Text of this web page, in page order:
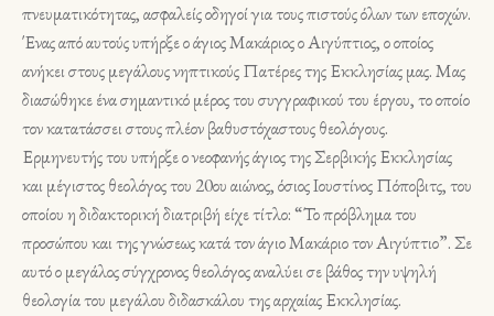
πνευματικότητας, ασφαλείς οδηγοί για τους πιστούς όλων των εποχών.
Ένας από αυτούς υπήρξε ο άγιος Μακάριος ο Αιγύπτιος, ο οποίος
ανήκει στους μεγάλους νηπτικούς Πατέρες της Εκκλησίας μας. Μας
διασώθηκε ένα σημαντικό μέρος του συγγραφικού του έργου, το οποίο
τον κατατάσσει στους πλέον βαθυστόχαστους θεολόγους.
Ερμηνευτής του υπήρξε ο νεοφανής άγιος της Σερβικής Εκκλησίας
και μέγιστος θεολόγος του 20ου αιώνος, όσιος Ιουστίνος Πόποβιτς, του
οποίου η διδακτορική διατριβή είχε τίτλο: “Το πρόβλημα του
προσώπου και της γνώσεως κατά τον άγιο Μακάριο τον Αιγύπτιο”. Σε
αυτό ο μεγάλος σύγχρονος θεολόγος αναλύει σε βάθος την υψηλή
θεολογία του μεγάλου διδασκάλου της αρχαίας Εκκλησίας.